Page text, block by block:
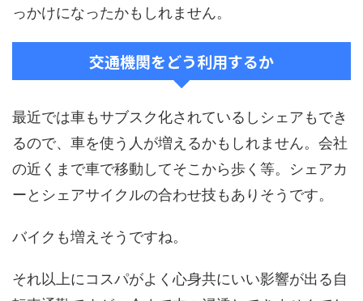
っかけになったかもしれません。
交通機関をどう利用するか
最近では車もサブスク化されているしシェアもでき
るので、車を使う人が増えるかもしれません。会社
の近くまで車で移動してそこから歩く等。シェアカ
ーとシェアサイクルの合わせ技もありそうです。
バイクも増えそうですね。
それ以上にコスパがよく心身共にいい影響が出る自